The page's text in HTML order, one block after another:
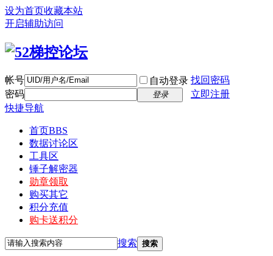
设为首页收藏本站
开启辅助访问
帐号 自动登录 找回密码
密码
登录
立即注册
快捷导航
首页BBS
数据讨论区
工具区
锤子解密器
勋章领取
购买其它
积分充值
购卡送积分
搜索 搜索